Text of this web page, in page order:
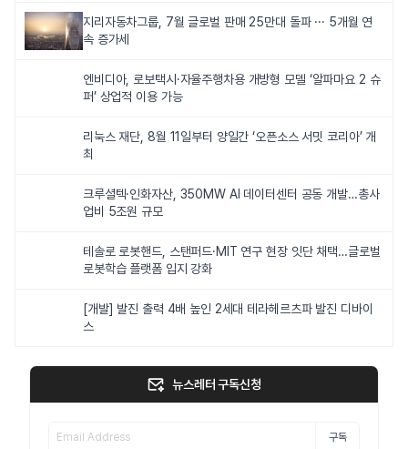
지리자동차그룹, 7월 글로벌 판매 25만대 돌파 ··· 5개월 연
속 증가세
엔비디아, 로보택시·자율주행차용 개방형 모델 ‘알파마요 2 슈
퍼’ 상업적 이용 가능
리눅스 재단, 8월 11일부터 양일간 ‘오픈소스 서밋 코리아’ 개
최
크루셜텍·인화자산, 350MW AI 데이터센터 공동 개발…총사
업비 5조원 규모
테솔로 로봇핸드, 스탠퍼드·MIT 연구 현장 잇단 채택…글로벌
로봇학습 플랫폼 입지 강화
[개발] 발진 출력 4배 높인 2세대 테라헤르츠파 발진 디바이
스
뉴스레터 구독신청
구독